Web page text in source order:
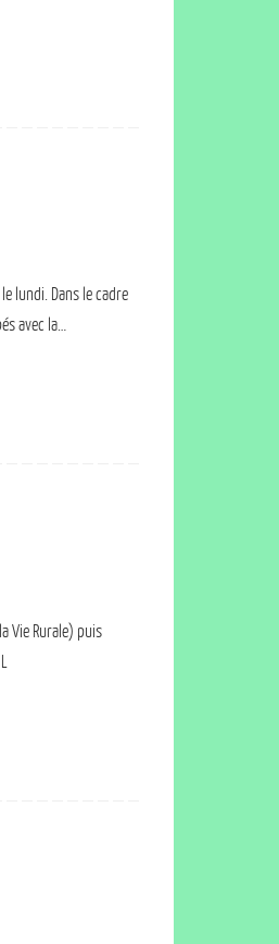
lundi. Dans le cadre
avec la…
Vie Rurale) puis